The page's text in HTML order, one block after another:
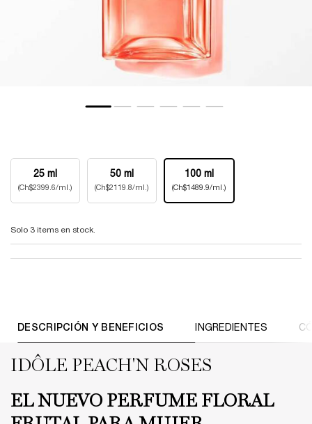
Selected
25 ml
(Ch$2399.6/ml.)
, 1 of 3 Selected
50 ml
(Ch$2119.8/ml.)
, 2 of 3 Selected
100 ml
(Ch$1489.9/ml.)
, 3 of 3
Solo 3 items en stock.
DESCRIPCIÓN Y BENEFICIOS​ INGREDIENTES
IDÔLE PEACH'N ROSES​​
EL NUEVO PERFUME FLORAL